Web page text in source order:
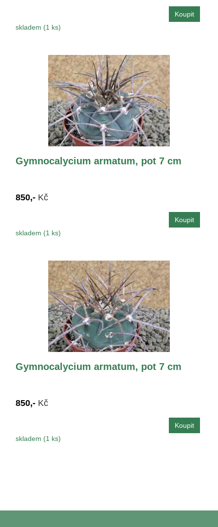
skladem (1 ks)
Gymnocalycium armatum, pot 7 cm
850,- Kč
skladem (1 ks)
Gymnocalycium armatum, pot 7 cm
850,- Kč
skladem (1 ks)